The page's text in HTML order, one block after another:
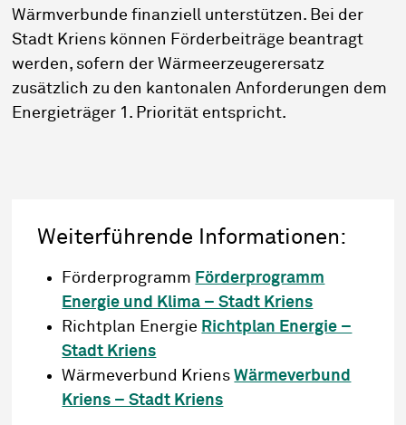
Wärmverbunde finanziell unterstützen. Bei der
Stadt Kriens können Förderbeiträge beantragt
werden, sofern der Wärmeerzeugerersatz
zusätzlich zu den kantonalen Anforderungen dem
Energieträger 1. Priorität entspricht.
Weiterführende Informationen:
Förderprogramm Förderprogramm
Energie und Klima – Stadt Kriens
Richtplan Energie Richtplan Energie –
Stadt Kriens
Wärmeverbund KriensWärmeverbund
Kriens – Stadt Kriens